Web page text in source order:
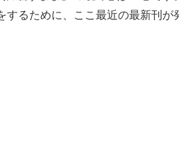
るために、ここ最近の最新刊が